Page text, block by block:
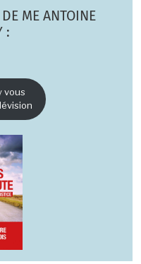
ME ANTOINE
:
vous